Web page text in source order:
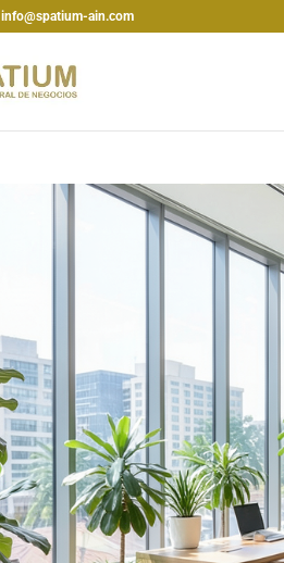
info@spatium-ain.com